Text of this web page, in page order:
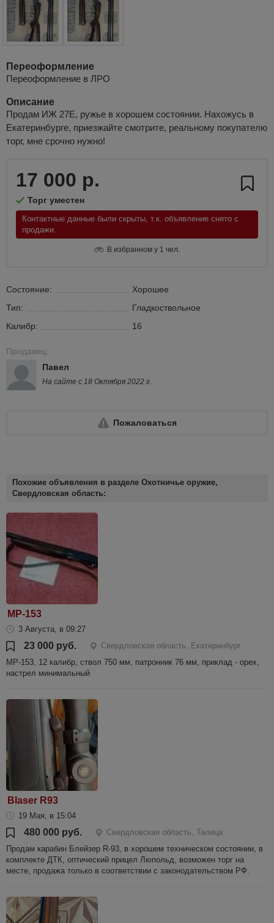
Переоформление
Переоформление в ЛРО
Описание
Продам ИЖ 27Е, ружье в хорошем состоянии. Нахожусь в
Екатеринбурге, приезжайте смотрите, реальному покупателю
торг, мне срочно нужно!
17 000 р.
Торг уместен
Контактные данные были скрыты, т.к. объявление снято с
продажи.
В избранном у 1 чел.
Состояние:
Хорошее
Тип:
Гладкоствольное
Калибр:
16
Продавец:
Павел
На сайте с 18 Октября 2022 г.
Пожаловаться
Похожие объявления в разделе Охотничье оружие,
Свердловская область:
МР-153
3 Августа, в 09:27
23 000 руб.
Свердловская область, Екатеринбург
МР-153, 12 калибр, ствол 750 мм, патронник 76 мм, приклад - орех,
настрел минимальный
Blaser R93
19 Мая, в 15:04
480 000 руб.
Свердловская область, Талица
Продам карабин Блейзер R-93, в хорошем техническом состоянии, в
комплекте ДТК, оптический прицел Люпольд, возможен торг на
месте, продажа только в соответствии с законодательством РФ.